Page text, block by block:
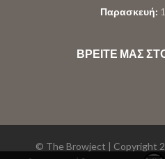
Παρασκευή:
ΒΡΕΙΤΕ ΜΑΣ
© The Browject | Copyright